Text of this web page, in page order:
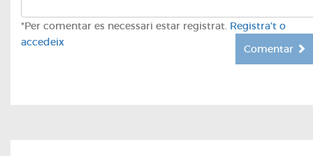
*Per comentar es necessari estar registrat. Registra't o
accedeix
Comentar